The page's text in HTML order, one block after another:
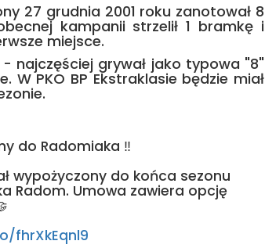
27 grudnia 2001 roku zanotował 8
kampanii strzelił 1 bramkę i
miejsce.
najczęściej grywał jako typowa "8"
W PKO BP Ekstraklasie będzie miał
do Radomiaka ‼
wypożyczony do końca sezonu
Radom. Umowa zawiera opcję
fhrXkEqnl9